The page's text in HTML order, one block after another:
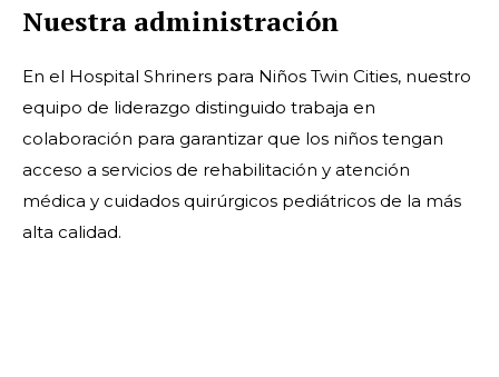
Nuestra administración
En el Hospital Shriners para Niños Twin Cities, nuestro
equipo de liderazgo distinguido trabaja en
colaboración para garantizar que los niños tengan
acceso a servicios de rehabilitación y atención
médica y cuidados quirúrgicos pediátricos de la más
alta calidad.